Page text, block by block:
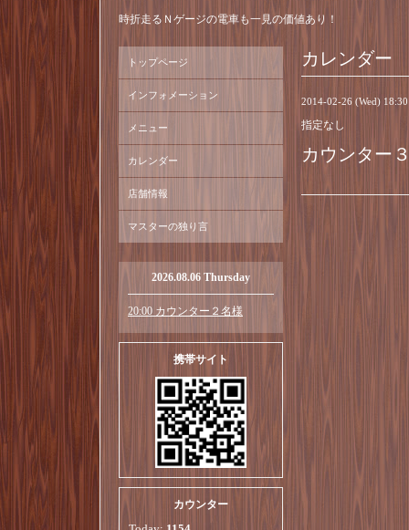
時折走るＮゲージの電車も一見の価値あり！
カレンダー
2014-02-26 (Wed)
指定なし
カウンター
トップページ
インフォメーション
メニュー
カレンダー
店舗情報
マスターの独り言
2026.08.06 Thursday
20:00 カウンター２名様
携帯サイト
カウンター